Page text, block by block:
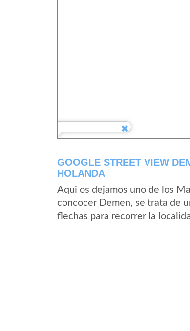
GOOGLE STREET VIEW
HOLANDA
Aqui os dejamos uno de los
concocer Demen, se trata de
flechas para recorrer la